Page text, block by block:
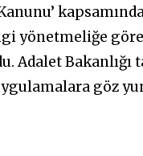
yönetmeliğe
Adalet
göz